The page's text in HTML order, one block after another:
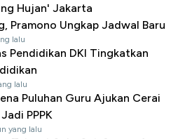
Hujan' Jakarta
Pramono Ungkap Jadwal Baru
lalu
Pendidikan DKI Tingkatkan
lalu
Puluhan Guru Ajukan Cerai
PPPK
yang lalu